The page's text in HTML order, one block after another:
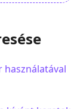
használatával